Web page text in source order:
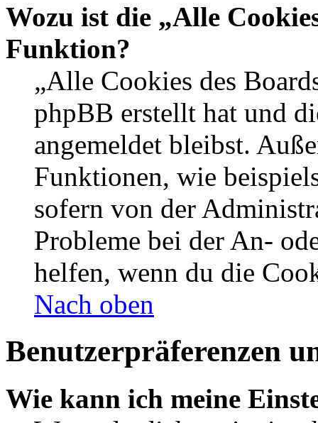
Wozu ist die „Alle
Funktion?
„Alle Cookies des
phpBB erstellt hat und
angemeldet bleibst.
Funktionen, wie
sofern von der
Probleme bei der An-
helfen, wenn du die
Nach oben
Benutzerpräferenzen
Wie kann ich meine